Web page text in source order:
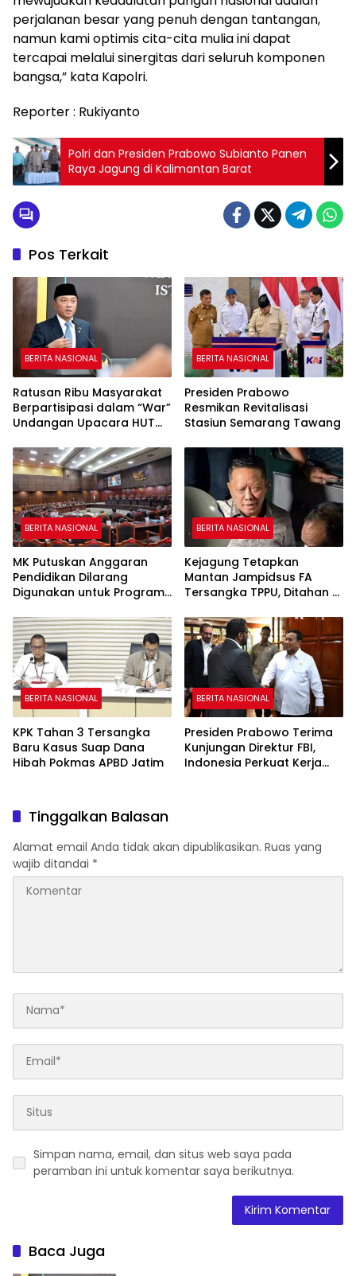
perjalanan besar yang penuh dengan tantangan,
namun kami optimis cita-cita mulia ini dapat
tercapai melalui sinergitas dari seluruh komponen
bangsa,” kata Kapolri.
Reporter : Rukiyanto
Polri dan Presiden Prabowo Subianto Panen
Raya Jagung di Kalimantan Barat
Pos Terkait
BERITA NASIONAL
Ratusan Ribu Masyarakat
Berpartisipasi dalam “War”
Undangan Upacara HUT
BERITA NASIONAL
Presiden Prabowo
Resmikan Revitalisasi
Stasiun Semarang Tawang
BERITA NASIONAL
MK Putuskan Anggaran
Pendidikan Dilarang
Digunakan untuk Program
BERITA NASIONAL
Kejagung Tetapkan
Mantan Jampidsus FA
Tersangka TPPU, Ditahan di
BERITA NASIONAL
KPK Tahan 3 Tersangka
Baru Kasus Suap Dana
Hibah Pokmas APBD Jatim
BERITA NASIONAL
Presiden Prabowo Terima
Kunjungan Direktur FBI,
Indonesia Perkuat Kerja
Tinggalkan Balasan
Alamat email Anda tidak akan dipublikasikan. Ruas yang
wajib ditandai *
Simpan nama, email, dan situs web saya pada
peramban ini untuk komentar saya berikutnya.
Baca Juga